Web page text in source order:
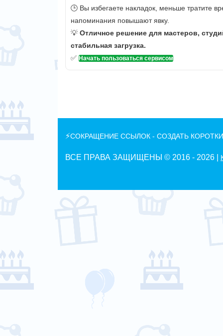
🕒 Вы избегаете накладок, меньше тратите
напоминания повышают явку.
💡 Отличное решение для мастеров,
стабильная загрузка.
✅ Начать пользоваться сервисом
⚡СОКРАЩЕНИЕ ССЫЛОК - СОЗДАТЬ
ВСЕ ПРАВА ЗАЩИЩЕНЫ © 2016 - 2026 |